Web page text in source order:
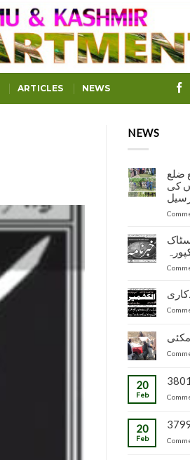
ARTICLES NEWS
NEWS
ضلع
کی
20
Feb
3801
20
Feb